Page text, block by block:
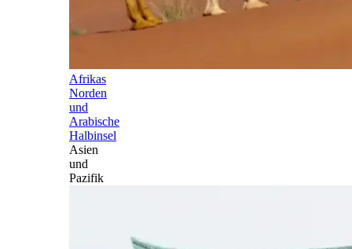
Afrikas
Norden
und
Arabische
Halbinsel
Asien
und
Pazifik